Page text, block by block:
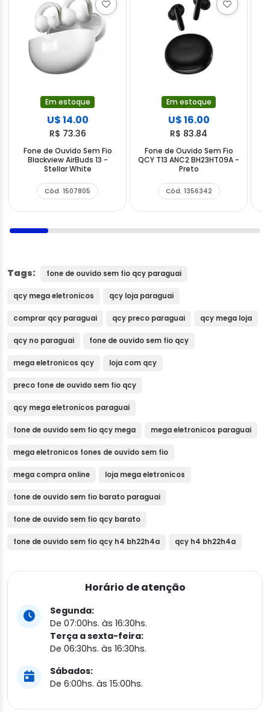
Em estoque
U$ 14.00
R$ 73.36
Fone de Ouvido Sem Fio
Blackview AirBuds 13 -
Stellar White
Cód. 1507805
Em estoque
U$ 16.00
R$ 83.84
Fone de Ouvido Sem Fio
QCY T13 ANC2 BH23HT09A -
Preto
Cód. 1356342
Tags: fone de ouvido sem fio qcy paraguai
qcy mega eletronicos qcy loja paraguai
comprar qcy paraguai qcy preco paraguai qcy mega loja
qcy no paraguai fone de ouvido sem fio qcy
mega eletronicos qcy loja com qcy
preco fone de ouvido sem fio qcy
qcy mega eletronicos paraguai
fone de ouvido sem fio qcy mega mega eletronicos paraguai
mega eletronicos fones de ouvido sem fio
mega compra online loja mega eletronicos
fone de ouvido sem fio barato paraguai
fone de ouvido sem fio qcy barato
fone de ouvido sem fio qcy h4 bh22h4a qcy h4 bh22h4a
Horário de atenção
Segunda:
De 07:00hs. às 16:30hs.
Terça a sexta-feira:
De 06:30hs. às 16:30hs.
Sábados:
De 6:00hs. às 15:00hs.